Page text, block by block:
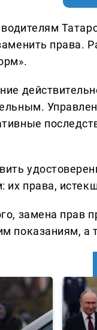
права.
их права,
замена прав
показаниям, а